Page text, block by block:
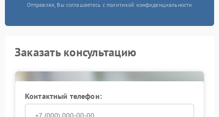
Отправляя, Вы соглашаетесь с политикой конфиденциальности
Заказать консультацию
Контактный телефон: